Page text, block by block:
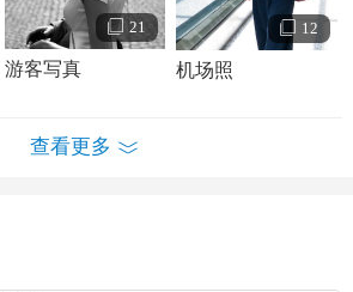
料简介 许玮甯家庭背景及个人经历
21
游客写真
12
机场照
查看更多